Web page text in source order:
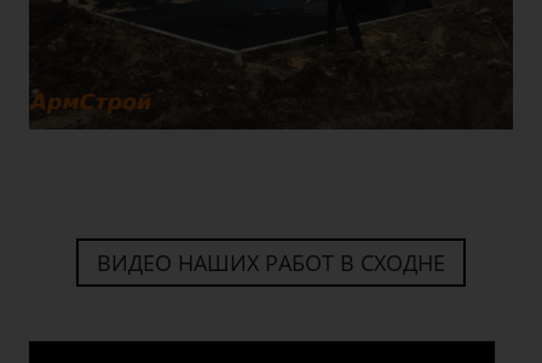
ВИДЕО НАШИХ РАБОТ В СХОДНЕ